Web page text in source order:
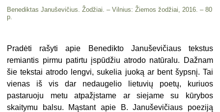
Benediktas Januševičius. Žodžiai. – Vilnius: Žiemos žodžiai, 2016. – 80
p.
Pradėti rašyti apie Benedikto Januševičiaus tekstus
remiantis pirmu patirtu įspūdžiu atrodo natūralu. Dažnam
šie tekstai atrodo lengvi, sukelia juoką ar bent šypsnį. Tai
vienas iš vis dar nedaugelio lietuvių poetų, kuriuos
pastaruoju metu atpažįstame ar siejame su kūrybos
skaitymu balsu. Mąstant apie B. Januševičiaus poeziją